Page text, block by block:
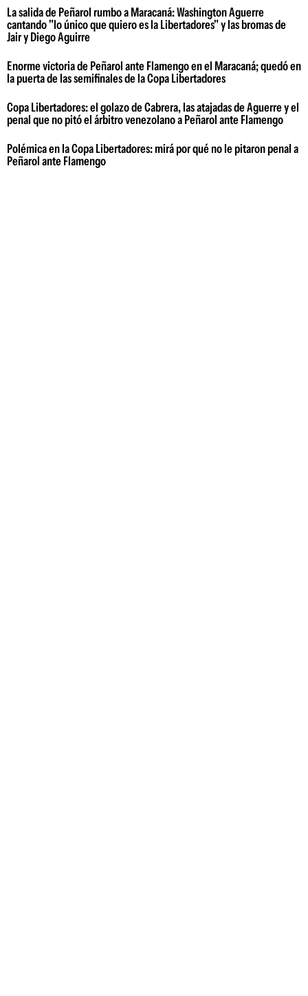
La salida de Peñarol rumbo a Maracaná: Washington Aguerre
cantando "lo único que quiero es la Libertadores" y las bromas de
Jair y Diego Aguirre
Enorme victoria de Peñarol ante Flamengo en el Maracaná; quedó en
la puerta de las semifinales de la Copa Libertadores
Copa Libertadores: el golazo de Cabrera, las atajadas de Aguerre y el
penal que no pitó el árbitro venezolano a Peñarol ante Flamengo
Polémica en la Copa Libertadores: mirá por qué no le pitaron penal a
Peñarol ante Flamengo